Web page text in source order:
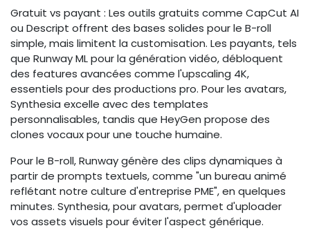
Gratuit vs payant : Les outils gratuits comme CapCut AI
ou Descript offrent des bases solides pour le B-roll
simple, mais limitent la customisation. Les payants, tels
que Runway ML pour la génération vidéo, débloquent
des features avancées comme l'upscaling 4K,
essentiels pour des productions pro. Pour les avatars,
Synthesia excelle avec des templates
personnalisables, tandis que HeyGen propose des
clones vocaux pour une touche humaine.
Pour le B-roll, Runway génère des clips dynamiques à
partir de prompts textuels, comme "un bureau animé
reflétant notre culture d'entreprise PME", en quelques
minutes. Synthesia, pour avatars, permet d'uploader
vos assets visuels pour éviter l'aspect générique.